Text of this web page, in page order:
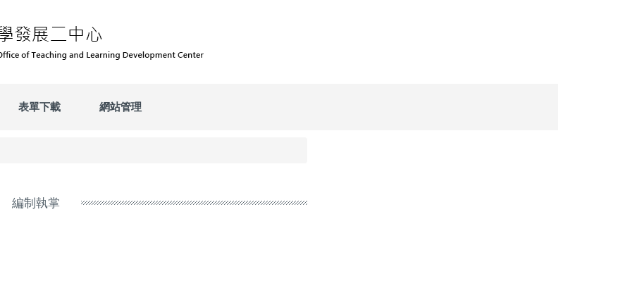
表單下載 網站管理
編制執掌